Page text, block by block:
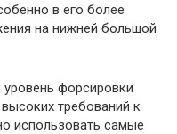
в его более
на нижней большой
форсировки
требований к
использовать самые